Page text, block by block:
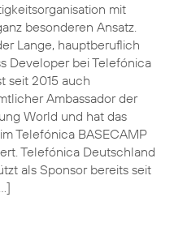
mit
besonderen Ansatz.
Lange, hauptberuflich
Developer bei Telefónica
seit 2015 auch
Ambassador der
World und hat das
Telefónica BASECAMP
Telefónica Deutschland
als Sponsor bereits seit